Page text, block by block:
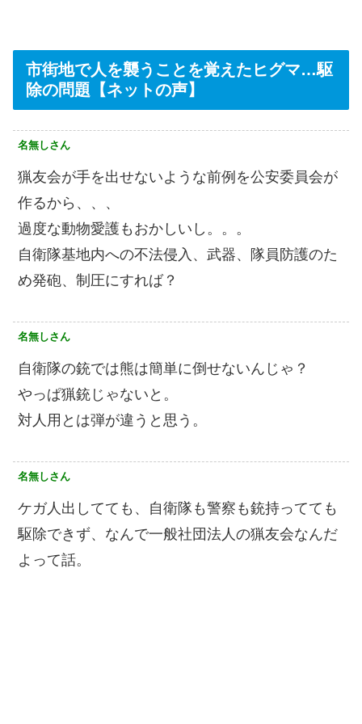
市街地で人を襲うことを覚えたヒグマ…駆
除の問題【ネットの声】
名無しさん
猟友会が手を出せないような前例を公安委員会が
作るから、、、
過度な動物愛護もおかしいし。。。
自衛隊基地内への不法侵入、武器、隊員防護のた
め発砲、制圧にすれば？
名無しさん
自衛隊の銃では熊は簡単に倒せないんじゃ？
やっぱ猟銃じゃないと。
対人用とは弾が違うと思う。
名無しさん
ケガ人出してても、自衛隊も警察も銃持ってても
駆除できず、なんで一般社団法人の猟友会なんだ
よって話。